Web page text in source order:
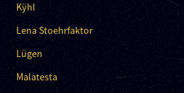
Kÿhl
Lena Stoehrfaktor
Lügen
Malatesta